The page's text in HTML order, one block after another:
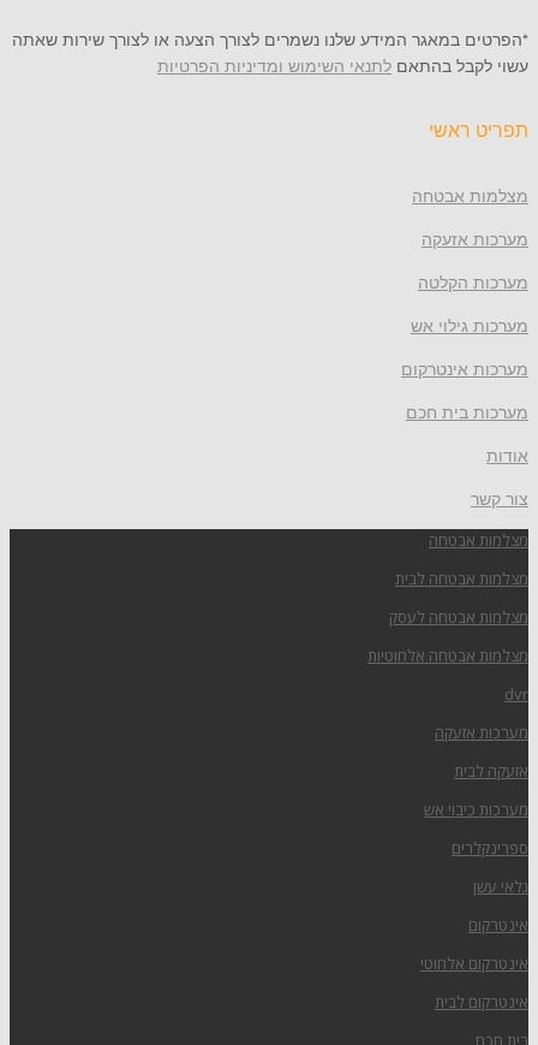
*הפרטים במאגר המידע שלנו נשמרים לצורך הצעה או לצורך שירות שאתה
עשוי לקבל בהתאם לתנאי השימוש ומדיניות הפרטיות
תפריט ראשי
מצלמות אבטחה
מערכות אזעקה
מערכות הקלטה
מערכות גילוי אש
מערכות אינטרקום
מערכות בית חכם
אודות
צור קשר
מצלמות אבטחה
מצלמות אבטחה לבית
מצלמות אבטחה לעסק
מצלמות אבטחה אלחוטיות
dvr
מערכות אזעקה
אזעקה לבית
מערכות כיבוי אש
ספרינקלרים
גלאי עשן
אינטרקום
אינטרקום אלחוטי
אינטרקום לבית
בית חכם